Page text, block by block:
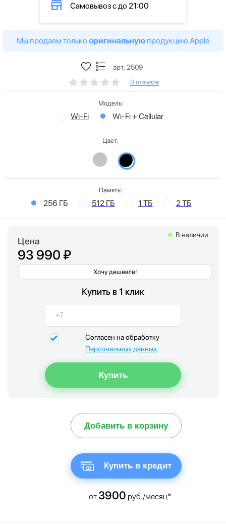
Самовывоз с до 21:00
Мы продаем только оригинальную продукцию Apple
арт. 2509
0 отзывов
Модель:
Wi-Fi Wi-Fi + Cellular
Цвет:
Память:
256 ГБ 512 ГБ 1 ТБ 2 ТБ
Цена
93 990 ₽
Хочу дешевле!
В наличии
Купить в 1 клик
Согласен на обработку
Персональных данных.
Добавить в корзину
Купить в кредит
от 3900 руб./месяц*